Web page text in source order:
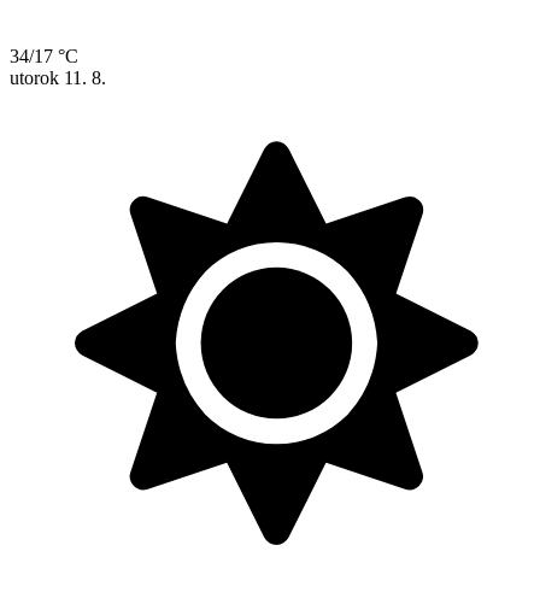
34/17 °C
utorok 11. 8.